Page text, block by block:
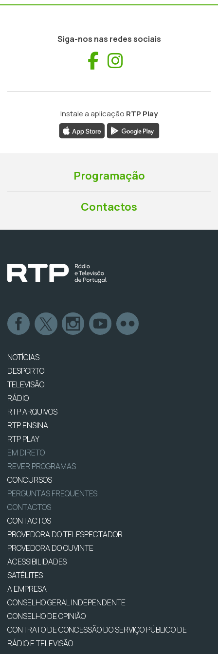
Siga-nos nas redes sociais
Facebook
Instale a aplicação RTP Play
Programação
Contactos
NOTÍCIAS
DESPORTO
TELEVISÃO
RÁDIO
RTP ARQUIVOS
RTP ENSINA
RTP PLAY
EM DIRETO
REVER PROGRAMAS
CONCURSOS
PERGUNTAS FREQUENTES
CONTACTOS
CONTACTOS
PROVEDORA DO TELESPECTADOR
PROVEDORA DO OUVINTE
ACESSIBILIDADES
SATÉLITES
A EMPRESA
CONSELHO GERAL INDEPENDENTE
CONSELHO DE OPINIÃO
CONTRATO DE CONCESSÃO DO SERVIÇO PÚBLICO DE
RÁDIO E TELEVISÃO